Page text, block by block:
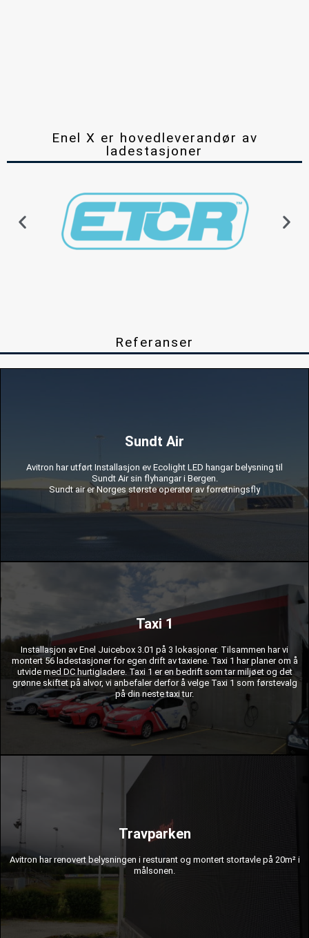
Enel X er hovedleverandør av
ladestasjoner
Referanser
Sundt Air
Avitron har utført Installasjon ev Ecolight LED hangar belysning til
Sundt Air sin flyhangar i Bergen.
Sundt air er Norges største operatør av forretningsfly
ECOlight-belysning ble brukt i prosjektet. Omfanget av arbeidet: erstatning
Taxi 1
Installasjon av Enel Juicebox 3.01 på 3 lokasjoner. Tilsammen har vi
montert 56 ladestasjoner for egen drift av taxiene. Taxi 1 har planer om å
utvide med DC hurtigladere. Taxi 1 er en bedrift som tar miljøet og det
grønne skiftet på alvor, vi anbefaler derfor å velge Taxi 1 som førstevalg
på din neste taxi tur.
Enel-ladere og utstyr fra Rhenes elektriske apparater ble brukt i prosjektet.
Omfanget av arbeidet: strømforsyning og strømøkning ved å bytte
strømkabel fra transformatoren, en ny seksjon med strømfordeling for
ladestasjoner - en ny blokk med elektriske sentralbord, montering av
Juicebox 3.01 og JuicePump 50kW ladestasjoner, implementering av en
internettforbindelse, lansering av det kommersielle JuiceNet-systemet -
regulerte betalinger for kunder som er koblet til ladere, elbilparkparkering
og kraftoptimaliseringsfunksjon med drift på reserve.
Travparken
Avitron har renovert belysningen i resturant og montert stortavle på 20m² i
målsonen.
Rhenes elektrisk utstyr og LED-skjermer fra CLT ble brukt i prosjektet.
Omfanget av arbeidet: LED-paneler, som er designet for å vise rundetider,
posisjonen til hver jockey, rangering og sponsorannonser, muligheten til å
kontrollere skjermer i sanntid og live streaming, kontrollsystem via NOVA-
mobilapplikasjonen på Android-operativsystemet, kontrollsystem ved hjelp av
et eget sanntids grafikkort som lar deg betjene alle skjermer samtidig fra
basen i kontrolltårnet, racingbanebelysning, modernisering av belysning inne i
bygningen beregnet på observatører, modernisering av eksisterende elektrisk